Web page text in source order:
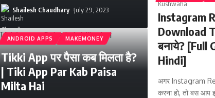
Shailesh Chaudhary July 29, 2023
ANDROID APPS MAKEMONEY
Tikki App पर पैसा कब मिलता है?
| Tiki App Par Kab Paisa
Milta Hai
Instagram
Download
बनाये? [Full
Hindi]
अगर Instagram
करना हो, तो बस आप